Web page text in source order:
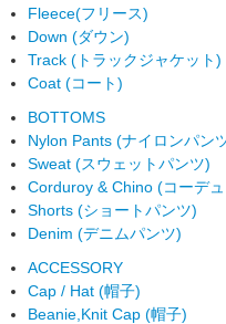
Fleece(フリース)
Down (ダウン)
Track (トラックジャケット)
Coat (コート)
BOTTOMS
Nylon Pants (ナイロンパン
Sweat (スウェットパンツ)
Corduroy & Chino (コーデ
Shorts (ショートパンツ)
Denim (デニムパンツ)
ACCESSORY
Cap / Hat (帽子)
Beanie,Knit Cap (帽子)